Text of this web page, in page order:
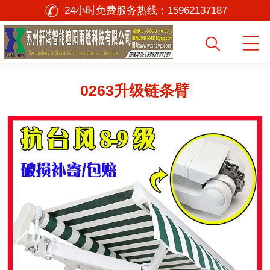
24小时免费服务热线： 15962137187
0263升级链条臂